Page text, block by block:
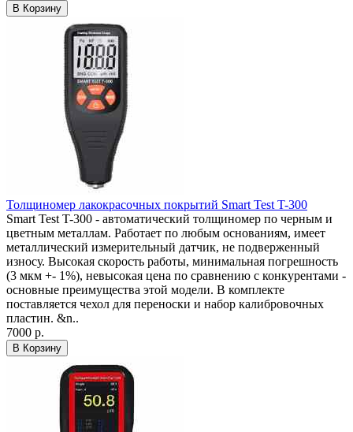
В Корзину
Толщиномер лакокрасочных покрытий Smart Test T-300
Smart Test T-300 - автоматический толщиномер по черным и
цветным металлам. Работает по любым основаниям, имеет
металлический измерительный датчик, не подверженный
износу. Высокая скорость работы, минимальная погрешность
(3 мкм +- 1%), невысокая цена по сравнению с конкурентами -
основные преимущества этой модели. В комплекте
поставляется чехол для переноски и набор калибровочных
пластин. &n..
7000 р.
В Корзину